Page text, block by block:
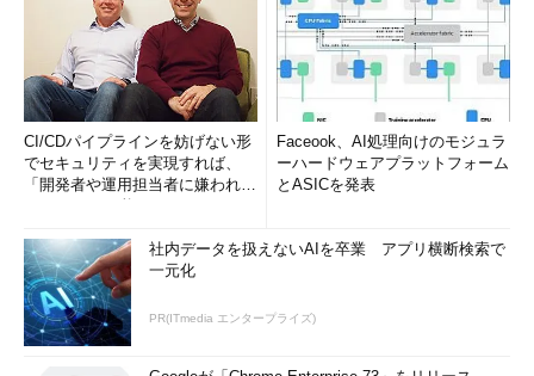
初音ミクと日本のクリエイティビティ
炎上対策、おたく大丈夫？
早く教科書になりたい！ 教育の現場から叫ぼう
数周先をいく韓国の教育情報化
IT復興円卓会議
情報通信八策
「文化省を作ろう」
静かな霞が関
メディア政策、10の目標
デジタル教育ならではの教材ってどんなもの？
学校が世界一のデジタル環境になったら
世界最大の子ども創作イベント
CI/CDパイプラインを妨げない形
でセキュリティを実現すれば、
「開発者や運用担当者に嫌われな
Faceook、AI処理向けのモジュラ
ーハードウェアプラットフォーム
とASICを発表
社内データを扱えないAIを卒業 アプリ横断検索で
一元化
PR(ITmedia エンタープライズ)